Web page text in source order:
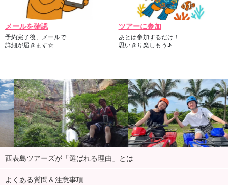
メールを確認
予約完了後、メールで
詳細が届きます☆
ツアーに参加
あとは参加するだけ！
思いきり楽しもう♪
西表島ツアーズが「選ばれる理由」とは
よくある質問＆注意事項